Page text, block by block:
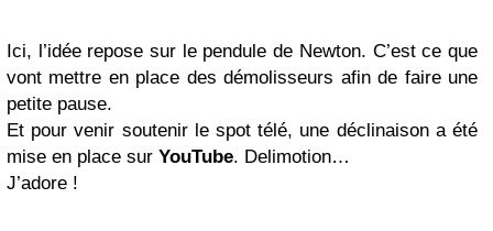
Ici, l’idée repose sur le pendule de Newton. C’est ce que
vont mettre en place des démolisseurs afin de faire une
petite pause.
Et pour venir soutenir le spot télé, une déclinaison a été
mise en place sur YouTube. Delimotion…
J’adore !